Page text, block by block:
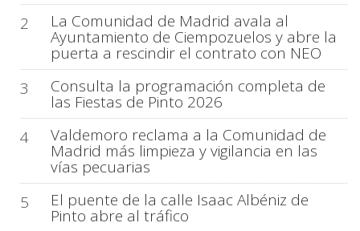
2
La Comunidad de Madrid avala al
Ayuntamiento de Ciempozuelos y abre la
puerta a rescindir el contrato con NEO
3
Consulta la programación completa de
las Fiestas de Pinto 2026
4
Valdemoro reclama a la Comunidad de
Madrid más limpieza y vigilancia en las
vías pecuarias
5
El puente de la calle Isaac Albéniz de
Pinto abre al tráfico